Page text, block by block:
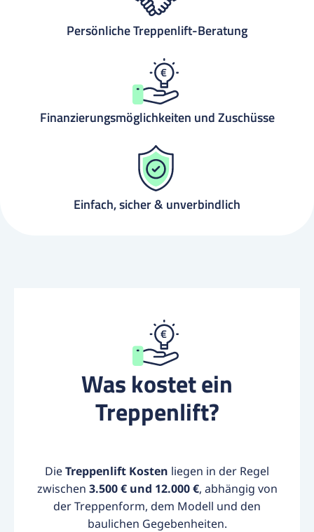
Persönliche Treppenlift-Beratung
Finanzierungsmöglichkeiten und Zuschüsse
Einfach, sicher & unverbindlich
Was kostet ein
Treppenlift?
DieTreppenlift Kosten liegen in der Regel
zwischen 3.500 € und 12.000 €, abhängig von
der Treppenform, dem Modell und den
baulichen Gegebenheiten.